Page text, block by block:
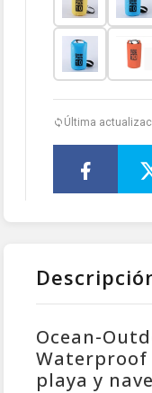
Última
Ocean-
Waterproof
playa y